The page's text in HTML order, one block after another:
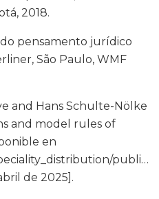
2018.
pensamento jurídico
São Paulo, WMF
and Hans Schulte-Nölke
and model rules of
en
public/
de 2025].